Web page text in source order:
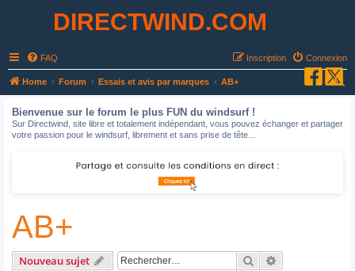
DIRECTWIND.COM
FAQ Connexion
Inscription
Home Forum Essais et avis par marques AB+
Bienvenue sur le forum le plus FUN du windsurf !
Sur Directwind, site libre et totalement indépendant, vous pouvez échanger et partager
votre passion pour le windsurf, librement et sans prise de tête...
AB+
Nouveau sujet Rechercher